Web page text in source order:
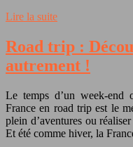
Lire la suite
Road trip :
autrement !
Le temps d’un week-end
France en road trip est le
plein d’aventures ou
Et été comme hiver, la